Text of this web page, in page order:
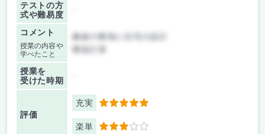
テストの方
式や難易度
コメント
授業の内容や
学べたこと
鎌倉の敷地に住宅の設計
授業を
受けた時期
評価
充実 5
楽単 3